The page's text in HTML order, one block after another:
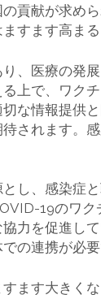
貢献が求め
すます高まる
、医療の発
上で、ワク
な情報提供
されます。
し、感染症
19のワク
力を促進し
の連携が必要
ます大きく